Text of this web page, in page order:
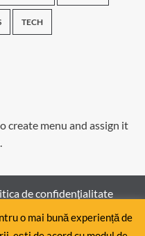
TECH
create menu and assign it
de confidenţialitate
o mai bună experiență de